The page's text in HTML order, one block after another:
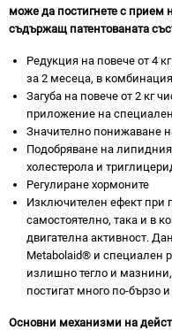
може да постигнете с прием
съдържащ патентованата
Редукция на повече от 4
за 2 месеца, в
Загуба на повече от 2 кг
приложение на
Значително понижаване
Подобряване на
холестерола и
Регулиране хормоните
Изключителен ефект при
самостоятелно, така и в
двигателна активност.
Metabolaid® и специален
излишно тегло и
постигат много по-бързо
Основни механизми на